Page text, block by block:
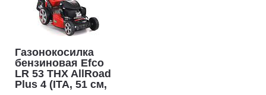
Газонокосилка
бензиновая Efco
LR 53 THX AllRoad
Plus 4 (ITA, 51 см,